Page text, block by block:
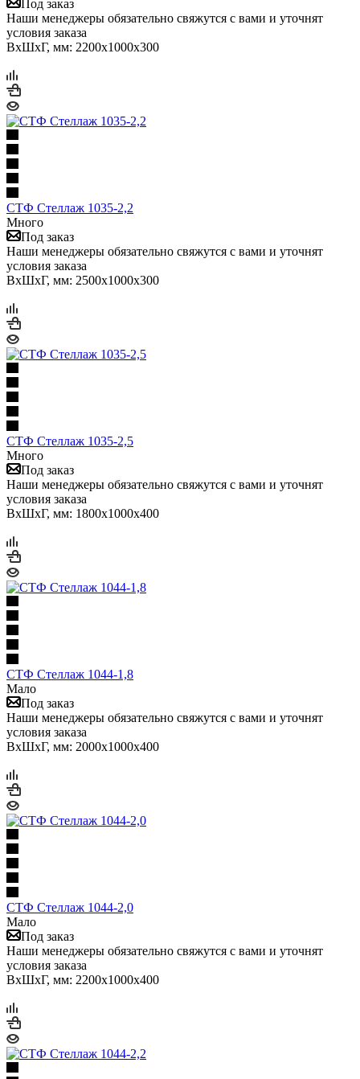
Под заказ
Наши менеджеры обязательно свяжутся с вами и уточнят
условия заказа
ВхШхГ, мм: 2200x1000x300
СТФ Стеллаж 1035-2,2
Много
Под заказ
Наши менеджеры обязательно свяжутся с вами и уточнят
условия заказа
ВхШхГ, мм: 2500x1000x300
СТФ Стеллаж 1035-2,5
Много
Под заказ
Наши менеджеры обязательно свяжутся с вами и уточнят
условия заказа
ВхШхГ, мм: 1800x1000x400
СТФ Стеллаж 1044-1,8
Мало
Под заказ
Наши менеджеры обязательно свяжутся с вами и уточнят
условия заказа
ВхШхГ, мм: 2000x1000x400
СТФ Стеллаж 1044-2,0
Мало
Под заказ
Наши менеджеры обязательно свяжутся с вами и уточнят
условия заказа
ВхШхГ, мм: 2200x1000x400